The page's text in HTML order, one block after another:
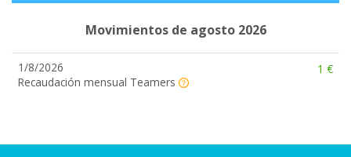
Movimientos de agosto 2026
1/8/2026
Recaudación mensual Teamers
1 €